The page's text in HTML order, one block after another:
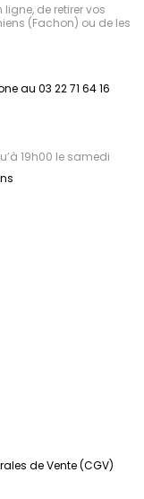
de retirer vos
(Fachon) ou de les
au 03 22 71 64 16
19h00 le samedi
de Vente (CGV)